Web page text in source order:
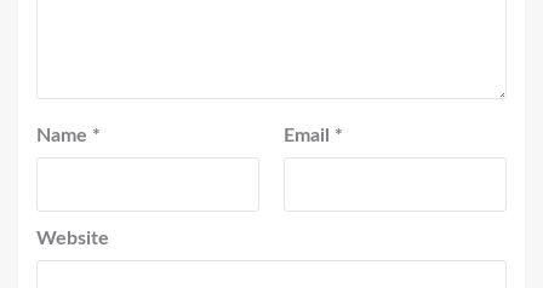
Name * Email *
Website